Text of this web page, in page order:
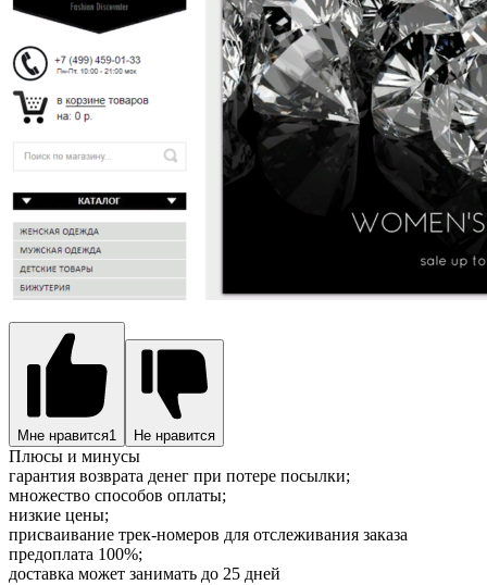
Мне нравится1 Не нравится
Плюсы и минусы
гарантия возврата денег при потере посылки;
множество способов оплаты;
низкие цены;
присваивание трек-номеров для отслеживания заказа
предоплата 100%;
доставка может занимать до 25 дней